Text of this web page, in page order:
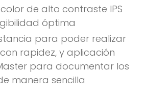
de alto contraste IPS
óptima
para poder realizar
rapidez, y aplicación
para documentar los
manera sencilla